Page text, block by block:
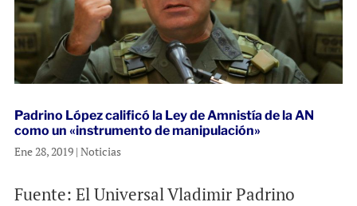
Padrino López calificó la Ley de Amnistía de la AN
como un «instrumento de manipulación»
Ene 28, 2019| Noticias
Fuente: El Universal Vladimir Padrino